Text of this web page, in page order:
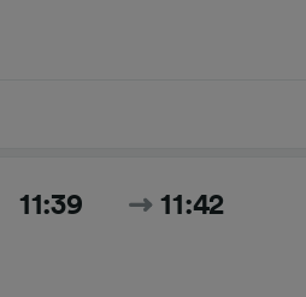
11:39 11:42